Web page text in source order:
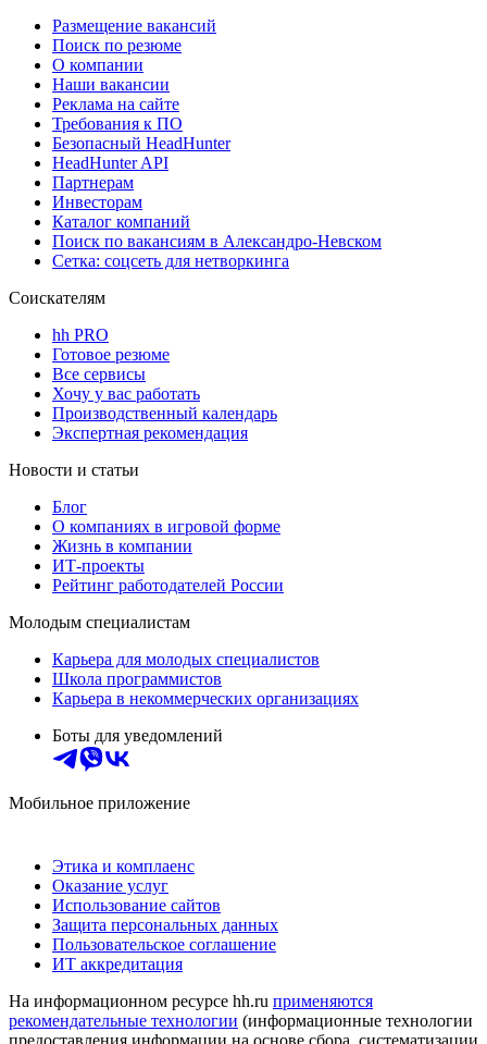
Размещение вакансий
Поиск по резюме
О компании
Наши вакансии
Реклама на сайте
Требования к ПО
Безопасный HeadHunter
HeadHunter API
Партнерам
Инвесторам
Каталог компаний
Поиск по вакансиям в Александро-Невском
Сетка: соцсеть для нетворкинга
Соискателям
hh PRO
Готовое резюме
Все сервисы
Хочу у вас работать
Производственный календарь
Экспертная рекомендация
Новости и статьи
Блог
О компаниях в игровой форме
Жизнь в компании
ИТ-проекты
Рейтинг работодателей России
Молодым специалистам
Карьера для молодых специалистов
Школа программистов
Карьера в некоммерческих организациях
Боты для уведомлений
Мобильное приложение
Этика и комплаенс
Оказание услуг
Использование сайтов
Защита персональных данных
Пользовательское соглашение
ИТ аккредитация
На информационном ресурсе hh.ru применяются
рекомендательные технологии (информационные технологии